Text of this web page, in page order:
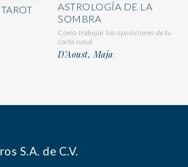
ASTROLOGÍA DE LA
SOMBRA
Cómo trabajar las oposiciones de tu
carta natal
D’Aoust, Maja
S.A. de C.V.